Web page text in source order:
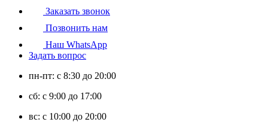
Заказать звонок
Позвонить нам
Наш WhatsApp
Задать вопрос
пн-пт: с 8:30 до 20:00
сб: с 9:00 до 17:00
вс: с 10:00 до 20:00